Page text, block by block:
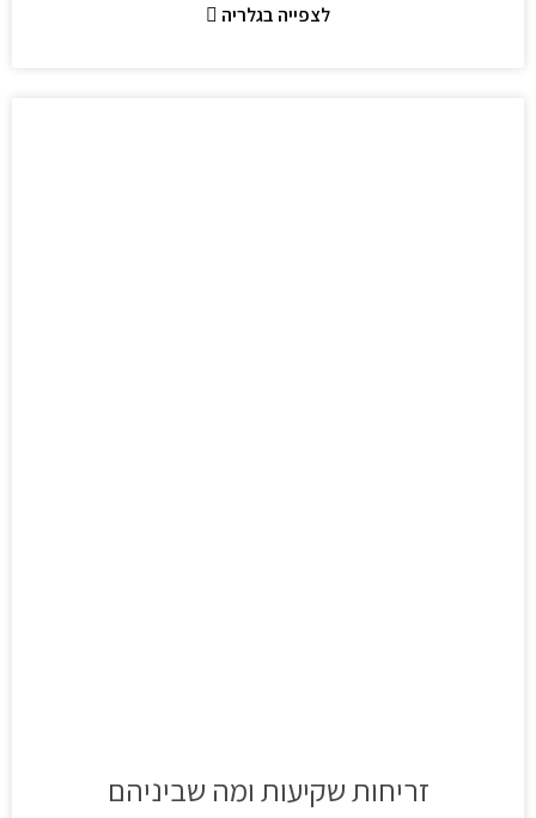
לצפייה בגלריה
זריחות שקיעות ומה שביניהם